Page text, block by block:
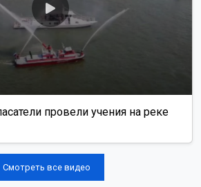
провели учения на реке
Смотреть все видео